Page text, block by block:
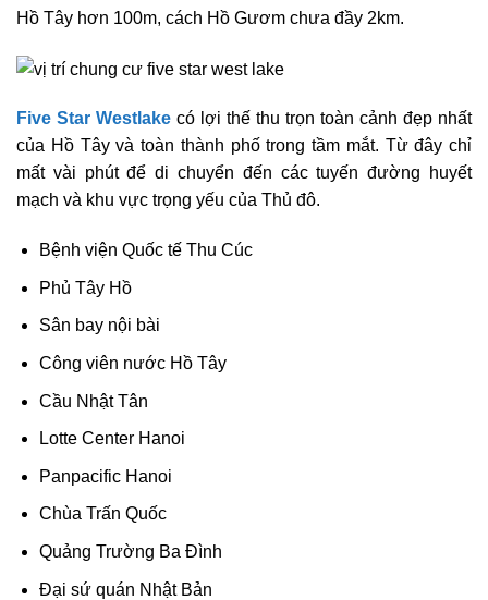
Hồ Tây hơn 100m, cách Hồ Gươm chưa đầy 2km.
Five Star Westlake có lợi thế thu trọn toàn cảnh đẹp nhất
của Hồ Tây và toàn thành phố trong tầm mắt. Từ đây chỉ
mất vài phút để di chuyển đến các tuyến đường huyết
mạch và khu vực trọng yếu của Thủ đô.
Bệnh viện Quốc tế Thu Cúc
Phủ Tây Hồ
Sân bay nội bài
Công viên nước Hồ Tây
Cầu Nhật Tân
Lotte Center Hanoi
Panpacific Hanoi
Chùa Trấn Quốc
Quảng Trường Ba Đình
Đại sứ quán Nhật Bản